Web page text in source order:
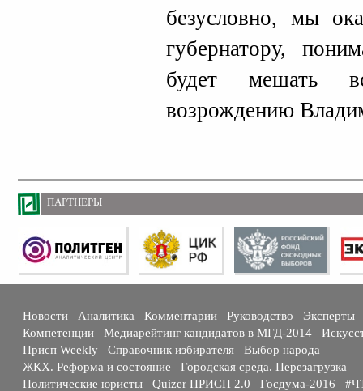
безусловно, мы
губернатору,
будет мешать
возрождению
ПАРТНЕРЫ
Новости Аналитика Комментарии Руководство
Эксперты
Компетенции
Медиарейтинг кандидатов в МГД-2014
Присп Weekly
Справочник избирателя
Выбор народа
ЖКХ. Реформа и состояние
Городская среда. Перезагрузка
Политические юристы
Quizer ПРИСП 2.0 Госдума-2016